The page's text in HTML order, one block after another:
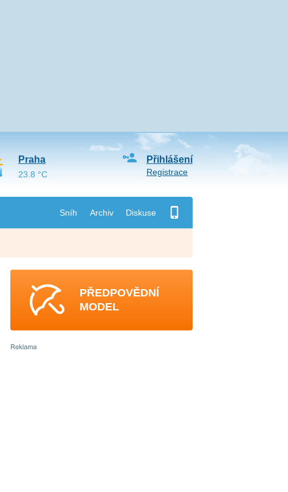
Sníh Archiv Diskuse
Přihlášení
Registrace
Praha
23.8 °C
PŘEDPOVĚDNÍ
MODEL